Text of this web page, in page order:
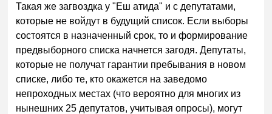
Такая же загвоздка у "Еш атида" и с депутатами,
которые не войдут в будущий список. Если выборы
состоятся в назначенный срок, то и формирование
предвыборного списка начнется загодя. Депутаты,
которые не получат гарантии пребывания в новом
списке, либо те, кто окажется на заведомо
непроходных местах (что вероятно для многих из
нынешних 25 депутатов, учитывая опросы), могут